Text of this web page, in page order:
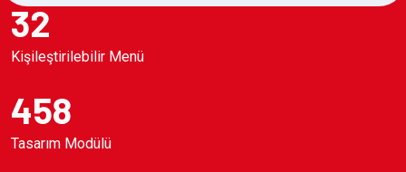
32
Kişileştirilebilir Menü
458
Tasarım Modülü